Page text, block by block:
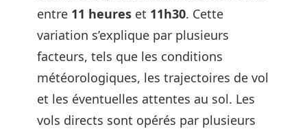
entre 11 heures et 11h30. Cette
variation s’explique par plusieurs
facteurs, tels que les conditions
météorologiques, les trajectoires de vol
et les éventuelles attentes au sol. Les
vols directs sont opérés par plusieurs